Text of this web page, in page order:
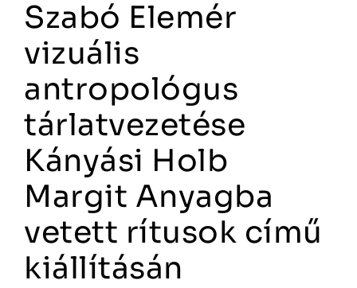
Szabó Elemér
vizuális
antropológus
tárlatvezetése
Kányási Holb
Margit Anyagba
vetett rítusok című
kiállításán